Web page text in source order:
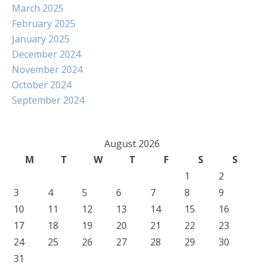
March 2025
February 2025
January 2025
December 2024
November 2024
October 2024
September 2024
August 2026
M
T W T F S
S
1
2
3
4 5 6 7 8
9
10
11 12 13 14 15
16
17
18 19 20 21 22
23
24
25 26 27 28 29
30
31